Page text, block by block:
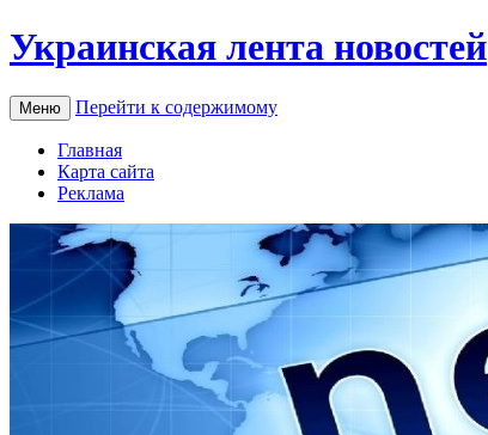
Украинская лента новостей
Меню Перейти к содержимому
Главная
Карта сайта
Реклама